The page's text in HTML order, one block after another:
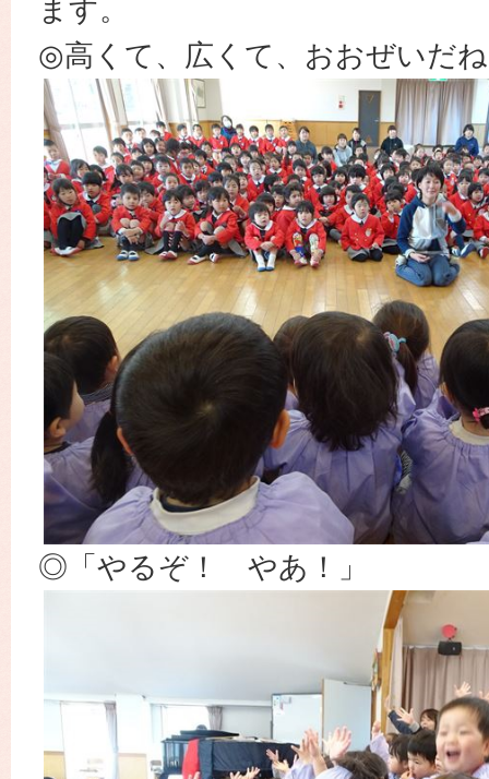
ます。
◎高くて、広くて、おおぜいだ
◎「やるぞ！ やあ！」